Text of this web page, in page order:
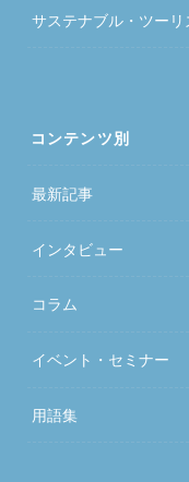
サステナブル・ツーリ
コンテンツ別
最新記事
インタビュー
コラム
イベント・セミナー
用語集